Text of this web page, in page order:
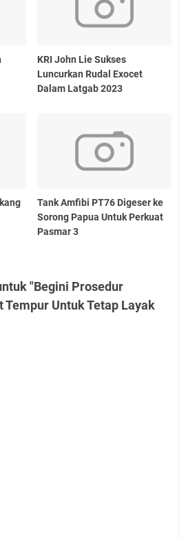
KRI John Lie Sukses
Luncurkan Rudal Exocet
Dalam Latgab 2023
Tank Amfibi PT76 Digeser ke
Sorong Papua Untuk Perkuat
Pasmar 3
"Begini Prosedur
Tempur Untuk Tetap Layak